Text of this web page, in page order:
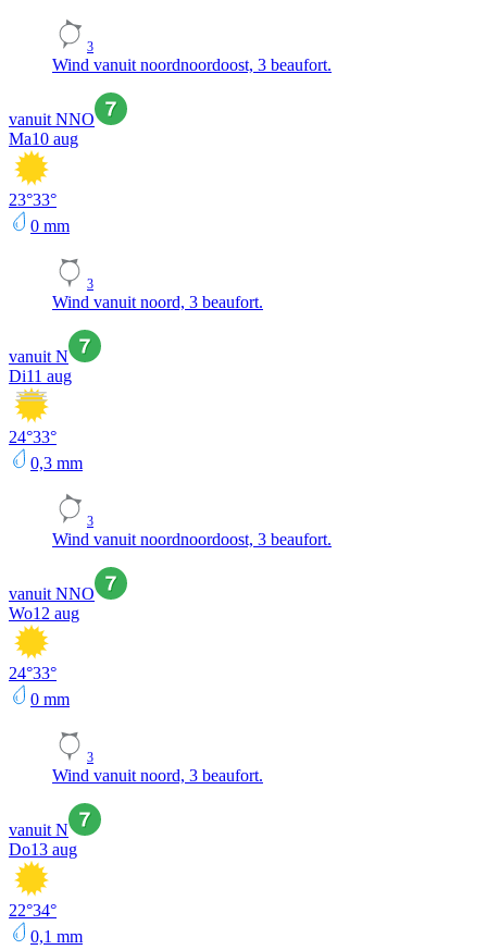
3
Wind vanuit noordnoordoost, 3 beaufort.
vanuit NNO
Ma10 aug
23°33°
0 mm
3
Wind vanuit noord, 3 beaufort.
vanuit N
Di11 aug
24°33°
0,3 mm
3
Wind vanuit noordnoordoost, 3 beaufort.
vanuit NNO
Wo12 aug
24°33°
0 mm
3
Wind vanuit noord, 3 beaufort.
vanuit N
Do13 aug
22°34°
0,1 mm